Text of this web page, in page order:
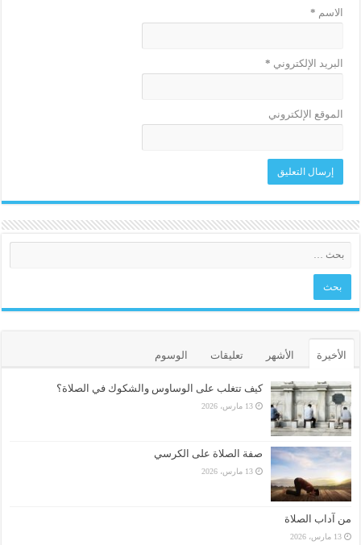
الاسم *
البريد الإلكتروني *
الموقع الإلكتروني
الأخيرة الأشهر تعليقات الوسوم
كيف تتغلب على الوساوس والشكوك في الصلاة؟
13 مارس، 2026
صفة الصلاة على الكرسي
13 مارس، 2026
من آداب الصلاة
13 مارس، 2026